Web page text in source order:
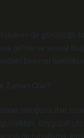
de görüldüğü
gelme ve sosyal bağ
bireysel
Zaman Olur?
olduğuna dair
duygusal
bir rahatlama,